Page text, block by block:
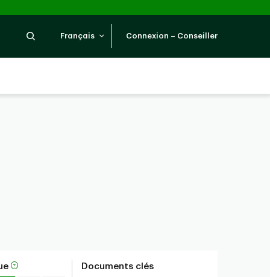
Recherche
Français Connexion – Conseiller
Documents clés